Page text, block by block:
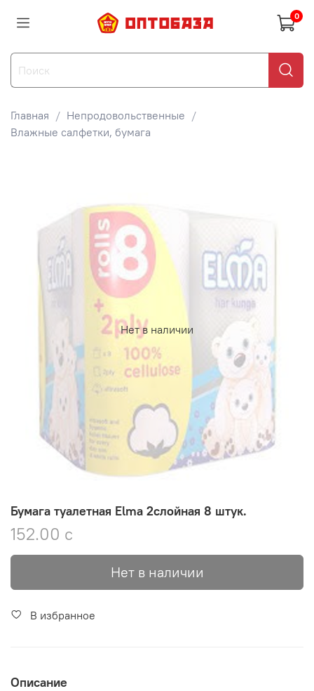
0
Главная
Непродовольственные
Влажные салфетки, бумага
Нет в наличии
Бумага туалетная Elma 2слойная 8 штук.
152.00 с
Нет в наличии
В избранное
Описание